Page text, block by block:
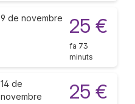
9 de novembre 25 €
fa 73
minuts
14 de
novembre
25 €